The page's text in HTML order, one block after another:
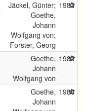
Jäckel, Günter;
Goethe,
Johann
Wolfgang von;
Forster, Georg
1983
Goethe,
Johann
Wolfgang von
1982
Goethe,
Johann
1980